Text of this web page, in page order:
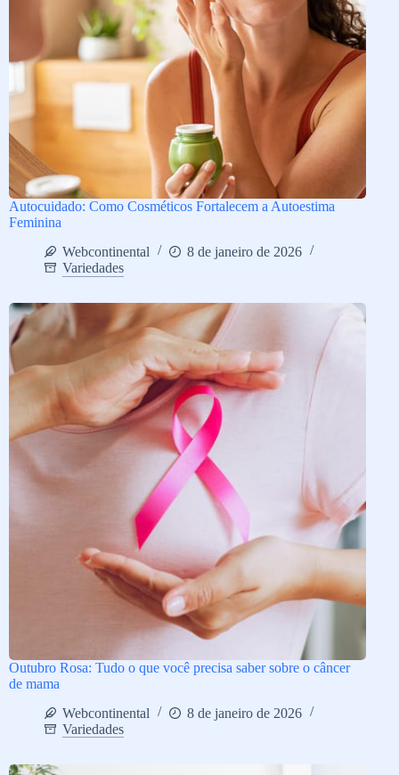
Autocuidado: Como Cosméticos Fortalecem a Autoestima
Feminina
Webcontinental
8 de janeiro de 2026
Variedades
Outubro Rosa: Tudo o que você precisa saber sobre o câncer
de mama
Webcontinental
8 de janeiro de 2026
Variedades